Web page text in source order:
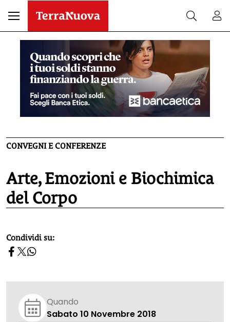
CONVEGNI E CONFERENZE
Arte, Emozioni e Biochimica
del Corpo
homepage h2
Condividi su:
Quando
Sabato 10 Novembre 2018